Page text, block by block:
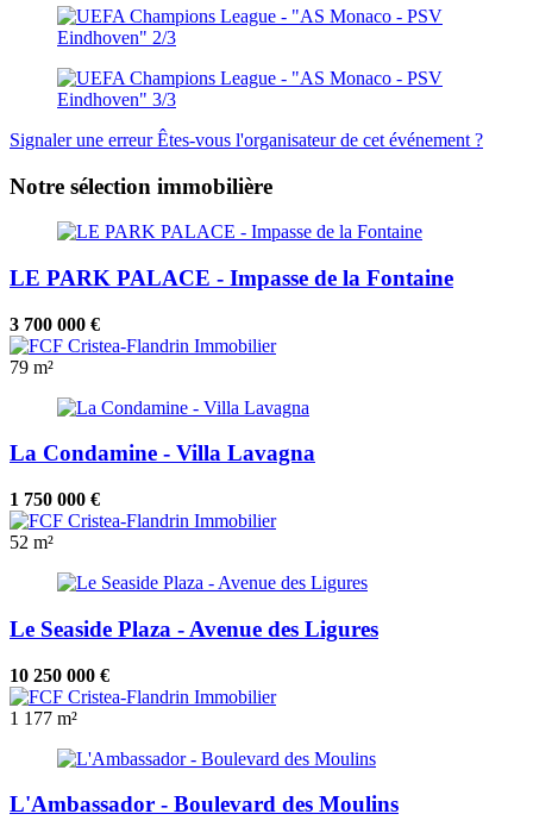
Signaler une erreurÊtes-vous l'organisateur de cet événement ?
Notre sélection immobilière
LE PARK PALACE - Impasse de la Fontaine
3 700 000 €
79 m²
La Condamine - Villa Lavagna
1 750 000 €
52 m²
Le Seaside Plaza - Avenue des Ligures
10 250 000 €
1 177 m²
L'Ambassador - Boulevard des Moulins